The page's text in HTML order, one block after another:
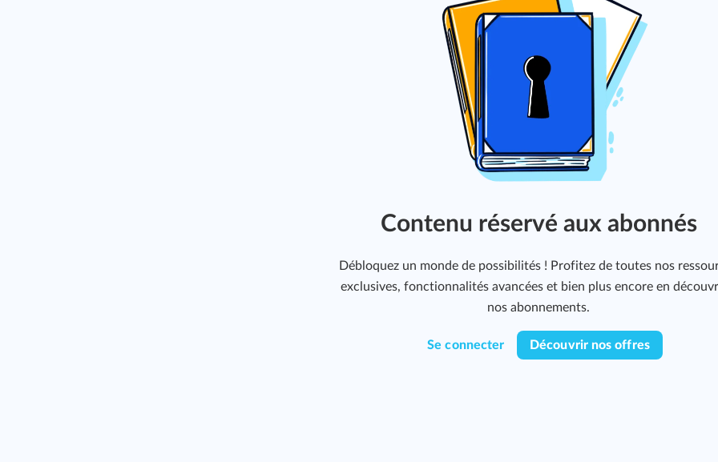
Contenu réservé aux abonnés
Débloquez un monde de possibilités ! Profitez de toutes nos
exclusives, fonctionnalités avancées et bien plus encore en
nos abonnements.
Se connecter Découvrir nos offres